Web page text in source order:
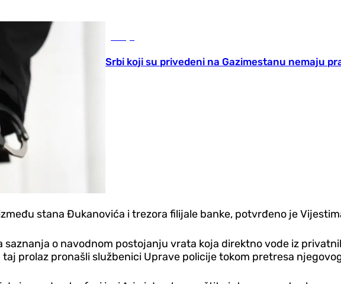
Srbi koji su privedeni na Gazimestanu nemaju
stana Đukanovića i trezora filijale banke, potvrđeno je
o navodnom postojanju vrata koja direktno vode iz
prolaz pronašli službenici Uprave policije tokom pretresa